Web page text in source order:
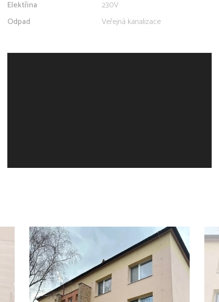
Elektřina
230V
Odpad
Veřejná kanalizace